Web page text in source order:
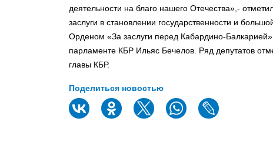
деятельности на благо нашего Отечества»,-
заслуги в становлении государственности и
Орденом «За заслуги перед Кабардино-
парламенте КБР Ильяс Бечелов. Ряд депутатов
главы КБР.
Поделиться новостью